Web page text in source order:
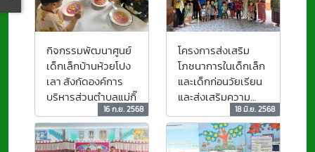
กิจกรรมพัฒนาศูนย์
เด็กเล็กบ้านห้วยโปง
เลา สังกัดองค์การ
บริหารส่วนตำบลแม่กิ๊
16 ก.ย. 2568
โครงการส่งเสริม
โภชนาการในเด็กเล็ก
และเด็กก่อนวัยเรียน
และส่งเสริมความ
ฉลาดทางด้าน
อารมณ์ ประจำปี
พ.ศ.2568
18 มิ.ย. 2568